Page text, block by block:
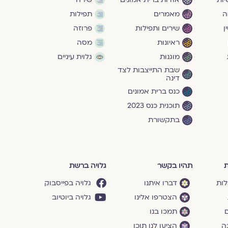
מאמרים
שירים ותפילות
ראיונות
מוגנוּת
שבת התייצבות לצד
דינה
כנס ברית אמונים
תוכנית כנס 2023
בתקשורת
תפילות
פרוזה
מסה
גלוית עיניים
תהיו בקשר
דברו איתנו
הצטרפו אלינו
תמכו בנו
הציעו לנו תוכן
גלויה ברשת
גלויה בפייסבוק
גלויה ביוטיוב